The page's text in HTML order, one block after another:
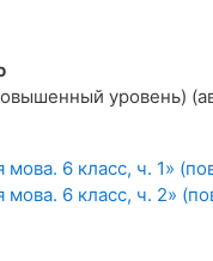
уровень)
мова. 6 класс, ч. 1»
мова. 6 класс, ч. 2»